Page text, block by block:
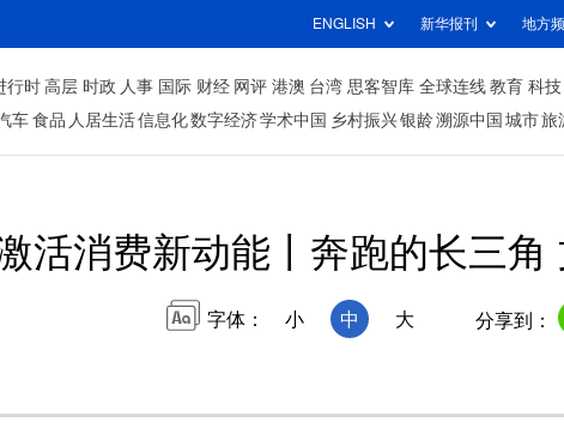
ENGLISH 新华报刊 地方
行时 高层 时政 人事 国际 财经 网评 港澳 台湾 思客智库 全球连线 教育 科技
车 食品 人居生活信息化数字经济学术中国 乡村振兴银龄溯源中国 城市旅
活消费新动能丨奔跑的长三
字体： 小 中 大 分享到：